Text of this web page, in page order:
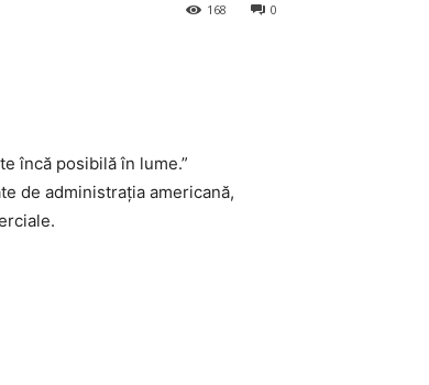
0
168
încă posibilă în lume.”
de administrația americană,